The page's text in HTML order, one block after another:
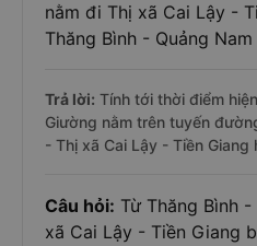
nằm đi Thị xã Cai Lậy -
Thăng Bình - Quảng
Trả lời: Tính tới thời điểm
Giường nằm trên tuyến
- Thị xã Cai Lậy - Tiền Giang
Câu hỏi: Từ Thăng Bình
xã Cai Lậy - Tiền Giang